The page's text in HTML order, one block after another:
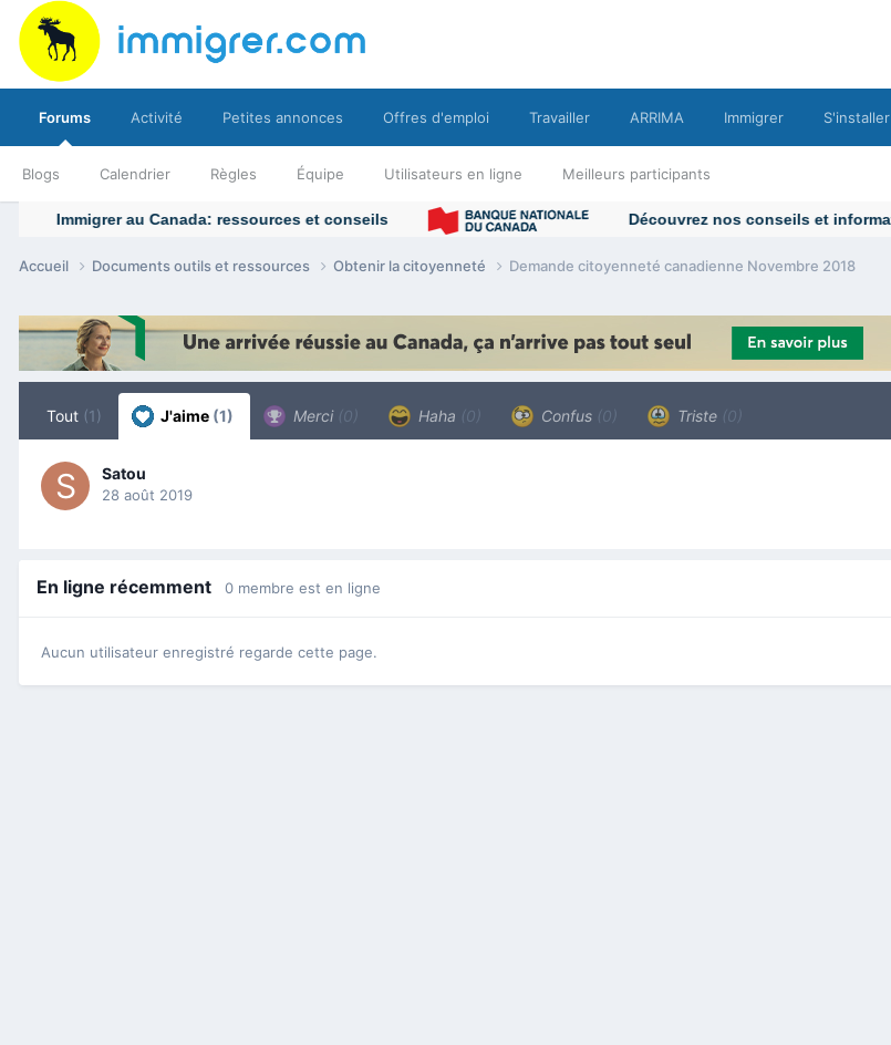
Forums
Blogs Calendrier Règles Équipe Utilisateurs en ligne Meilleurs participants
Activité Petites annonces Offres d'emploi Travailler ARRIMA Immigrer S'installer
Accueil Documents outils et ressources Obtenir la citoyenneté Demande citoyenneté canadienne Novembre 2018
Tout (1) J'aime (1) Merci (0) Haha (0) Confus (0) Triste (0)
Satou
28 août 2019
En ligne récemment 0 membre est en ligne
Aucun utilisateur enregistré regarde cette page.